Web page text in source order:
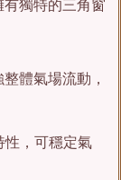
獨特的三角窗
體氣場流動，
，可穩定氣